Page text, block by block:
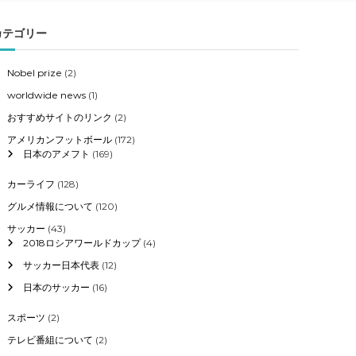
テゴリー
Nobel prize (2)
worldwide news (1)
おすすめサイトのリンク (2)
アメリカンフットボール (172)
日本のアメフト (169)
カーライフ (128)
グルメ情報について (120)
サッカー (43)
2018ロシアワールドカップ(4)
サッカー日本代表 (12)
日本のサッカー (16)
スポーツ (2)
テレビ番組について (2)